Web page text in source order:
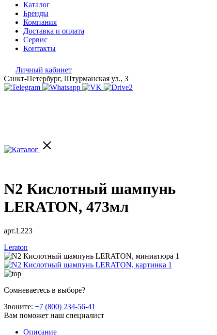
Каталог
Бренды
Компания
Доставка и оплата
Сервис
Контакты
Личный кабинет
Санкт-Петербург, Штурманская ул., 3
N2 Кислотный шампунь
LERATON, 473мл
арт.L223
Leraton
Сомневаетесь в выборе?
Звоните: +7 (800) 234-56-41
Вам поможет наш специалист
Описание